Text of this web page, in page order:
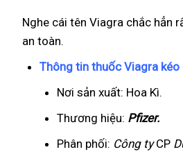
Nghe cái tên Viagra chắc hẳn
an toàn.
Thông tin thuốc Viagra kéo
Nơi sản xuất: Hoa Kì.
Thương hiệu: Pfizer.
Phân phối: Công tyCP